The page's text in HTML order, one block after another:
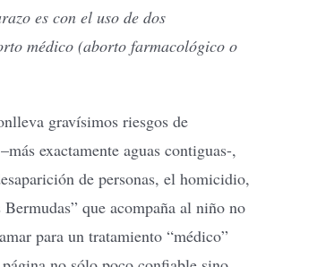
es con el uso de dos
médico (aborto farmacológico o
gravísimos riesgos de
exactamente aguas contiguas-,
de personas, el homicidio,
que acompaña al niño no
para un tratamiento “médico”